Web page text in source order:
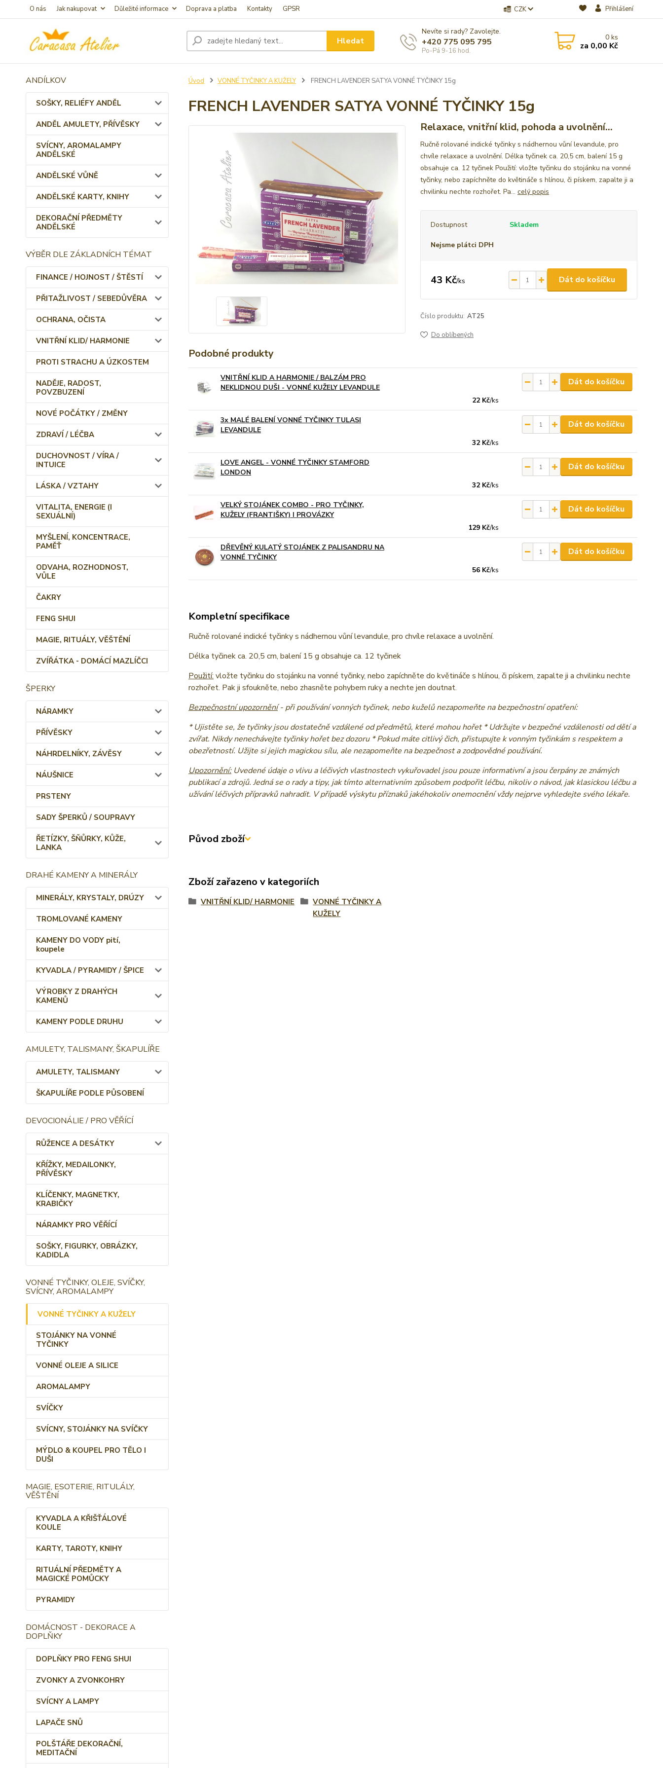
O nás Jak nakupovat Důležité informace Doprava a platba Kontakty GPSR CZK Přihlášení
Hledat
Nevíte si rady? Zavolejte.
+420 775 095 795
Po-Pá 9-16 hod.
0ks
za 0,00 Kč
ANDÍLKOV
SOŠKY, RELIÉFY ANDĚL
ANDĚL AMULETY, PŘÍVĚSKY
SVÍCNY, AROMALAMPY
ANDĚLSKÉ
ANDĚLSKÉ VŮNĚ
ANDĚLSKÉ KARTY, KNIHY
DEKORAČNÍ PŘEDMĚTY
ANDĚLSKÉ
VÝBĚR DLE ZÁKLADNÍCH TÉMAT
FINANCE / HOJNOST / ŠTĚSTÍ
PŘITAŽLIVOST / SEBEDŮVĚRA
OCHRANA, OČISTA
VNITŘNÍ KLID/ HARMONIE
PROTI STRACHU A ÚZKOSTEM
NADĚJE, RADOST,
POVZBUZENÍ
NOVÉ POČÁTKY / ZMĚNY
ZDRAVÍ / LÉČBA
DUCHOVNOST / VÍRA /
INTUICE
LÁSKA / VZTAHY
VITALITA, ENERGIE (I
SEXUÁLNÍ)
MYŠLENÍ, KONCENTRACE,
PAMĚŤ
ODVAHA, ROZHODNOST,
VŮLE
ČAKRY
FENG SHUI
MAGIE, RITUÁLY, VĚŠTĚNÍ
ZVÍŘÁTKA - DOMÁCÍ MAZLÍČCI
ŠPERKY
NÁRAMKY
PŘÍVĚSKY
NÁHRDELNÍKY, ZÁVĚSY
NÁUŠNICE
PRSTENY
SADY ŠPERKŮ / SOUPRAVY
ŘETÍZKY, ŠŇŮRKY, KŮŽE,
LANKA
DRAHÉ KAMENY A MINERÁLY
MINERÁLY, KRYSTALY, DRÚZY
TROMLOVANÉ KAMENY
KAMENY DO VODY pití,
koupele
KYVADLA / PYRAMIDY / ŠPICE
VÝROBKY Z DRAHÝCH
KAMENŮ
KAMENY PODLE DRUHU
AMULETY, TALISMANY, ŠKAPULÍŘE
AMULETY, TALISMANY
ŠKAPULÍŘE PODLE PŮSOBENÍ
DEVOCIONÁLIE / PRO VĚŘÍCÍ
RŮŽENCE A DESÁTKY
KŘÍŽKY, MEDAILONKY,
PŘÍVĚSKY
KLÍČENKY, MAGNETKY,
KRABIČKY
NÁRAMKY PRO VĚŘÍCÍ
SOŠKY, FIGURKY, OBRÁZKY,
KADIDLA
VONNÉ TYČINKY, OLEJE, SVÍČKY,
SVÍCNY, AROMALAMPY
VONNÉ TYČINKY A KUŽELY
STOJÁNKY NA VONNÉ
TYČINKY
VONNÉ OLEJE A SILICE
AROMALAMPY
SVÍČKY
SVÍCNY, STOJÁNKY NA SVÍČKY
MÝDLO & KOUPEL PRO TĚLO I
DUŠI
MAGIE, ESOTERIE, RITULÁLY,
VĚŠTĚNÍ
KYVADLA A KŘIŠŤÁLOVÉ
KOULE
KARTY, TAROTY, KNIHY
RITUÁLNÍ PŘEDMĚTY A
MAGICKÉ POMŮCKY
PYRAMIDY
DOMÁCNOST - DEKORACE A
DOPLŇKY
DOPLŇKY PRO FENG SHUI
ZVONKY A ZVONKOHRY
SVÍCNY A LAMPY
LAPAČE SNŮ
POLŠTÁŘE DEKORAČNÍ,
MEDITAČNÍ
Úvod VONNÉ TYČINKY A KUŽELY FRENCH LAVENDER SATYA VONNÉ TYČINKY 15g
FRENCH LAVENDER SATYA VONNÉ TYČINKY 15g
Relaxace, vnitřní klid, pohoda a uvolnění...
Ručně rolované indické tyčinky s nádhernou vůní levandule, pro
chvíle relaxace a uvolnění. Délka tyčinek ca. 20,5 cm, balení 15 g
obsahuje ca. 12 tyčinek Použití: vložte tyčinku do stojánku na vonné
tyčinky, nebo zapíchněte do květináče s hlínou, či pískem, zapalte ji a
chvilinku nechte rozhořet. Pa... celý popis
Dostupnost Skladem
Nejsme plátci DPH
43 Kč/ks Dát do košíčku
Číslo produktu: AT25
Do oblíbených
Podobné produkty
VNITŘNÍ KLID A HARMONIE / BALZÁM PRO
NEKLIDNOU DUŠI - VONNÉ KUŽELY LEVANDULE
22 Kč/ks
Dát do košíčku
3x MALÉ BALENÍ VONNÉ TYČINKY TULASI
LEVANDULE
32 Kč/ks
Dát do košíčku
LOVE ANGEL - VONNÉ TYČINKY STAMFORD
LONDON
32 Kč/ks
Dát do košíčku
VELKÝ STOJÁNEK COMBO - PRO TYČINKY,
KUŽELY (FRANTIŠKY) I PROVÁZKY
129 Kč/ks
Dát do košíčku
DŘEVĚNÝ KULATÝ STOJÁNEK Z PALISANDRU NA
VONNÉ TYČINKY
56 Kč/ks
Dát do košíčku
Kompletní specifikace
Ručně rolované indické tyčinky s nádhernou vůní levandule, pro chvíle relaxace a uvolnění.
Délka tyčinek ca. 20,5 cm, balení 15 g obsahuje ca. 12 tyčinek
Použití: vložte tyčinku do stojánku na vonné tyčinky, nebo zapíchněte do květináče s hlínou, či pískem, zapalte ji a chvilinku nechte
rozhořet. Pak ji sfoukněte, nebo zhasněte pohybem ruky a nechte jen doutnat.
Bezpečnostní upozornění- při používání vonných tyčinek, nebo kuželů nezapomeňte na bezpečnostní opatření:
* Ujistěte se, že tyčinky jsou dostatečně vzdálené od předmětů, které mohou hořet * Udržujte v bezpečné vzdálenosti od dětí a
zvířat. Nikdy nenechávejte tyčinky hořet bez dozoru * Pokud máte citlivý čich, přistupujte k vonným tyčinkám s respektem a
obezřetností. Užijte si jejich magickou sílu, ale nezapomeňte na bezpečnost a zodpovědné používání.
Upozornění:Uvedené údaje o vlivu a léčivých vlastnostech vykuřovadel jsou pouze informativní a jsou čerpány ze známých
publikací a zdrojů. Jedná se o rady a tipy, jak tímto alternativním způsobem podpořit léčbu, nikoliv o návod, jak klasickou léčbu a
užívání léčivých přípravků nahradit. V případě výskytu příznaků jakéhokoliv onemocnění vždy nejprve vyhledejte svého lékaře.
Původ zboží
Zboží zařazeno v kategoriích
VNITŘNÍ KLID/ HARMONIE
VONNÉ TYČINKY A
KUŽELY